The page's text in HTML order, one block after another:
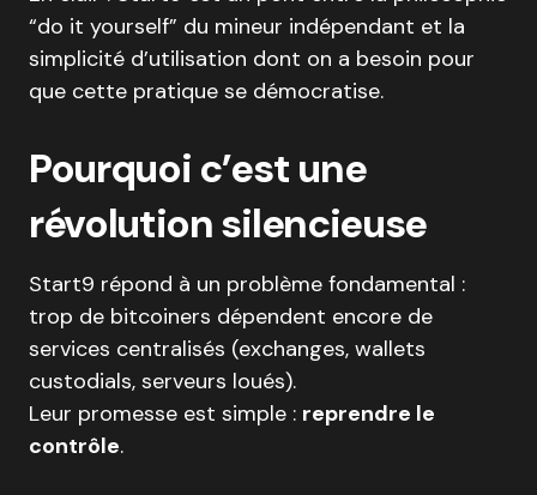
“do it yourself” du mineur indépendant et la
simplicité d’utilisation dont on a besoin pour
que cette pratique se démocratise.
Pourquoi c’est une
révolution silencieuse
Start9 répond à un problème fondamental :
trop de bitcoiners dépendent encore de
services centralisés (exchanges, wallets
custodials, serveurs loués).
Leur promesse est simple : reprendre le
contrôle.